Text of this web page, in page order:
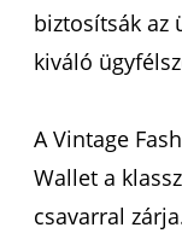
biztosítsák az
kiváló
A Vintage
Wallet a
csavarral